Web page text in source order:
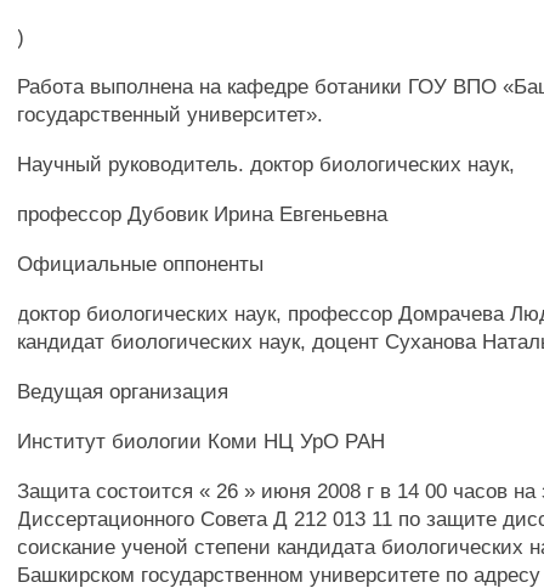
)
Работа выполнена на кафедре ботаники ГОУ ВПО
государственный университет».
Научный руководитель. доктор биологических наук,
профессор Дубовик Ирина Евгеньевна
Официальные оппоненты
доктор биологических наук, профессор Домрачева
кандидат биологических наук, доцент Суханова
Ведущая организация
Институт биологии Коми НЦ УрО РАН
Защита состоится « 26 » июня 2008 г в 14 00 часов на
Диссертационного Совета Д 212 013 11 по защите
соискание ученой степени кандидата биологических
Башкирском государственном университете по